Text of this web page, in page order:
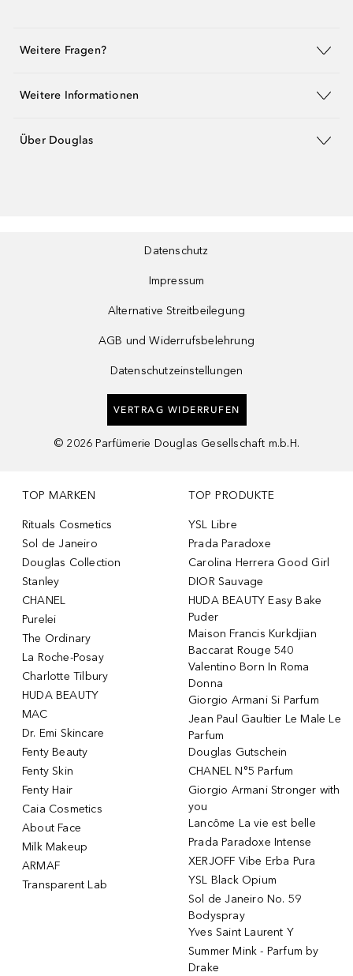
Weitere Fragen?
Weitere Informationen
Über Douglas
Datenschutz
Impressum
Alternative Streitbeilegung
AGB und Widerrufsbelehrung
Datenschutzeinstellungen
VERTRAG WIDERRUFEN
© 2026 Parfümerie Douglas Gesellschaft m.b.H.
TOP MARKEN
Rituals Cosmetics
Sol de Janeiro
Douglas Collection
Stanley
CHANEL
Purelei
The Ordinary
La Roche-Posay
Charlotte Tilbury
HUDA BEAUTY
MAC
Dr. Emi Skincare
Fenty Beauty
Fenty Skin
Fenty Hair
Caia Cosmetics
About Face
Milk Makeup
ARMAF
Transparent Lab
TOP PRODUKTE
YSL Libre
Prada Paradoxe
Carolina Herrera Good Girl
DIOR Sauvage
HUDA BEAUTY Easy Bake
Puder
Maison Francis Kurkdjian
Baccarat Rouge 540
Valentino Born In Roma
Donna
Giorgio Armani Si Parfum
Jean Paul Gaultier Le Male Le
Parfum
Douglas Gutschein
CHANEL N°5 Parfum
Giorgio Armani Stronger with
you
Lancôme La vie est belle
Prada Paradoxe Intense
XERJOFF Vibe Erba Pura
YSL Black Opium
Sol de Janeiro No. 59
Bodyspray
Yves Saint Laurent Y
Summer Mink - Parfum by
Drake